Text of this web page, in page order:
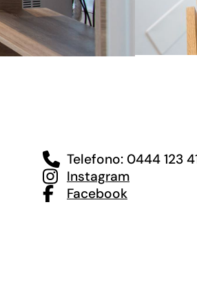
Telefono: 0444 123
Instagram
Facebook